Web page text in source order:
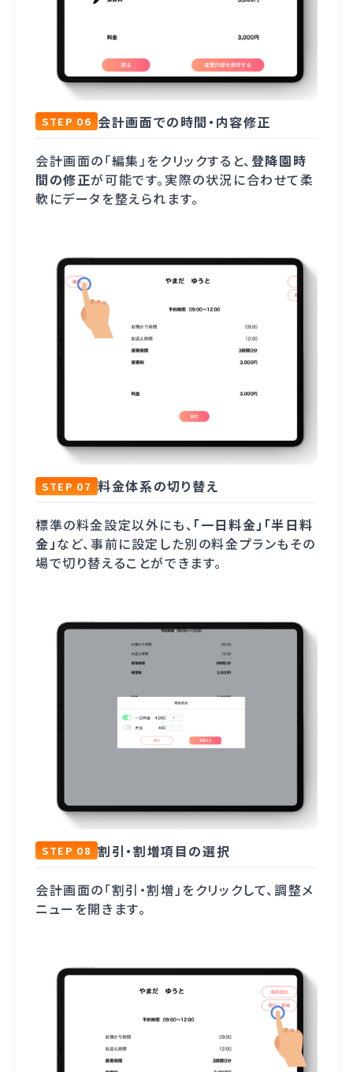
STEP 06 会計画面での時間・内容修正
会計画面の「編集」をクリックすると、登降園時
間の修正が可能です。実際の状況に合わせて柔
軟にデータを整えられます。
STEP 07 料金体系の切り替え
標準の料金設定以外にも、 「一日料金」「半日料
金」など、事前に設定した別の料金プランもその
場で切り替えることができます。
STEP 08 割引・割増項目の選択
会計画面の「割引・割増」をクリックして、調整メ
ニューを開きます。